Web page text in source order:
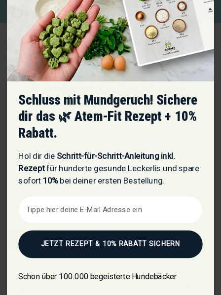
Customer Reviews
4.79 out of 5
Based on 33 reviews
1
1
Schluss mit Mundgeruch! Sichere
dir das 🌿 Atem-Fit Rezept + 10%
Rabatt.
Hol dir die Schritt-für-Schritt-Anleitung inkl.
Rezeptfür hunderte gesunde Leckerlis und spare
sofort 10%bei deiner ersten Bestellung.
JETZT REZEPT & 10% RABATT SICHERN
Schon über 100.000 begeisterte Hundebäcker